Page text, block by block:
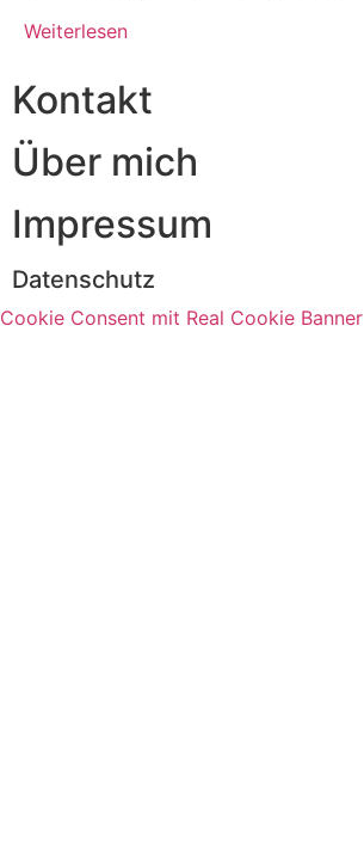
Weiterlesen
Kontakt
Über mich
Impressum
Datenschutz
Cookie Consent mit Real Cookie Banner